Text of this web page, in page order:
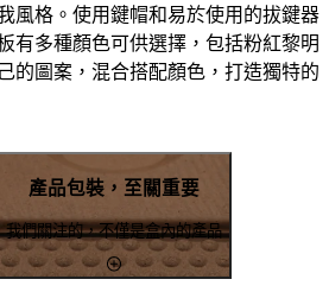
風格。使用鍵帽和易於使用的拔鍵器
有多種顏色可供選擇，包括粉紅黎明
的圖案，混合搭配顏色，打造獨特的
產品包裝，至關重要
我們關注的，不僅是盒內的產品